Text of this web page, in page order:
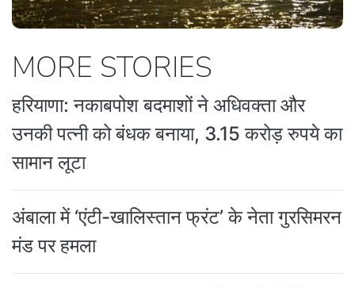
MORE STORIES
हरियाणा: नकाबपोश बदमाशों ने अधिवक्ता और
उनकी पत्नी को बंधक बनाया, 3.15 करोड़ रुपये का
सामान लूटा
अंबाला में ‘एंटी-खालिस्तान फ्रंट’ के नेता गुरसिमरन
मंड पर हमला